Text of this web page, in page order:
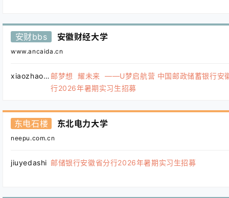
安财bbs 安徽财经大学
www.ancaida.cn
xiaozhao123 邮梦想 耀未来 ——U梦启航营 中国邮政储蓄银行安
行2026年暑期实习生招募
东电石楼 东北电力大学
neepu.com.cn
jiuyedashi 邮储银行安徽省分行2026年暑期实习生招募